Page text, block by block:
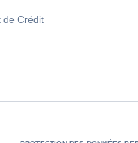
de Crédit